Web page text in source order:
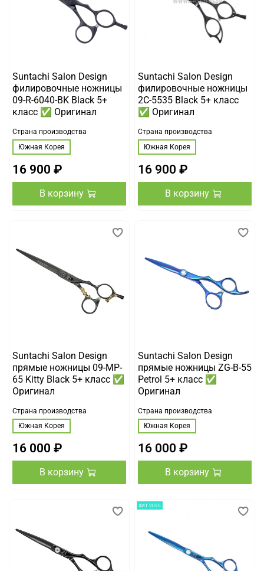
Suntachi Salon Design
филировочные ножницы
09-R-6040-BK Black 5+
класс ✅ Оригинал
Страна производства
Южная Корея
16 900 ₽
В корзину
Suntachi Salon Design
филировочные ножницы
2C-5535 Black 5+ класс
✅ Оригинал
Страна производства
Южная Корея
16 900 ₽
В корзину
Suntachi Salon Design
прямые ножницы 09-MP-
65 Kitty Black 5+ класс ✅
Оригинал
Страна производства
Южная Корея
16 000 ₽
В корзину
Suntachi Salon Design
прямые ножницы ZG-B-55
Petrol 5+ класс ✅
Оригинал
Страна производства
Южная Корея
16 000 ₽
В корзину
ХИТ 2025